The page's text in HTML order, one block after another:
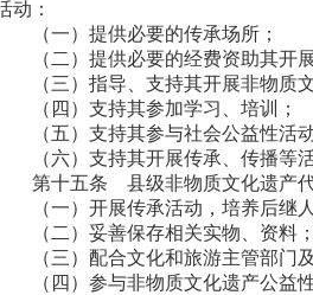
动：
（一）提供必要的传承场所；
（二）提供必要的经费资助其开
（三）指导、支持其开展非物
（四）支持其参加学习、培训；
（五）支持其参与社会公益性活
（六）支持其开展传承、传播等
第十五条 县级非物质文化遗产
（一）开展传承活动，培养后继
（二）妥善保存相关实物、资料
（三）配合文化和旅游主管部门
（四）参与非物质文化遗产公益